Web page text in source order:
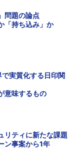
問題の論点
持ち込み」か
実質化する日印関
味するもの
リティに新たな課題
事案から1年